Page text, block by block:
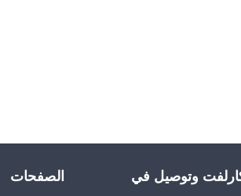
وتوصيل في
الصفحات